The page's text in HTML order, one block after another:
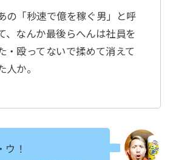
の「秒速で億を稼ぐ男」と呼
、なんか最後らへんは社員を
・殴ってないで揉めて消えて
人か。
ウ！